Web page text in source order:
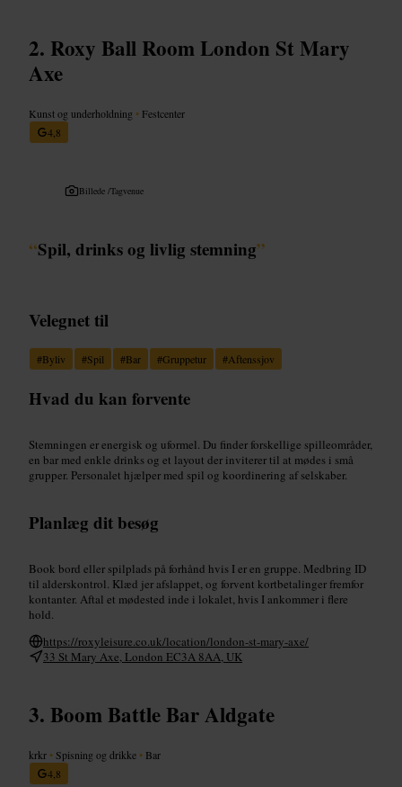
Roxy Ball Room London St Mary
Axe
Kunst og underholdning • Festcenter
4,8
Billede /Tagvenue
“Spil, drinks og livlig stemning”
Velegnet til
#Byliv #Spil #Bar #Gruppetur #Aftenssjov
Hvad du kan forvente
Stemningen er energisk og uformel. Du finder forskellige spilleområder,
en bar med enkle drinks og et layout der inviterer til at mødes i små
grupper. Personalet hjælper med spil og koordinering af selskaber.
Planlæg dit besøg
Book bord eller spilplads på forhånd hvis I er en gruppe. Medbring ID
til alderskontrol. Klæd jer afslappet, og forvent kortbetalinger fremfor
kontanter. Aftal et mødested inde i lokalet, hvis I ankommer i flere
hold.
https://roxyleisure.co.uk/location/london-st-mary-axe/
33 St Mary Axe, London EC3A 8AA, UK
Boom Battle Bar Aldgate
krkr • Spisning og drikke • Bar
4,8